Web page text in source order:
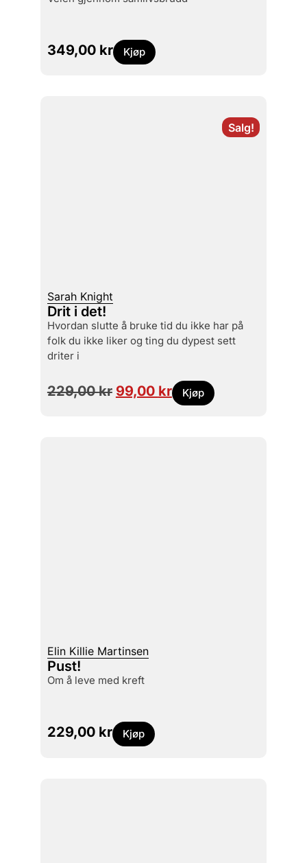
349,00 kr Kjøp
Salg!
Sarah Knight
Drit i det!
hvordan slutte å bruke tid du ikke har på
folk du ikke liker og ting du dypest sett
driter i
229,00kr 99,00 kr Kjøp
Elin Killie Martinsen
Pust!
om å leve med kreft
229,00 kr Kjøp